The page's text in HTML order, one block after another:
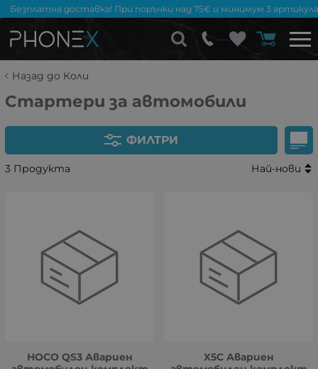
Безплатна доставка! При поръчки над 75€ и минимум 3
Назад до Коли
Стартери за автомобили
ФИЛТРИ
3 Продукта Най-нови
HOCO QS3 Авариен
X5C Авариен